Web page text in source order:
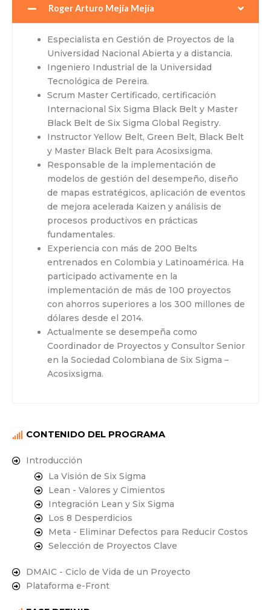
Roger Arturo Mejía Mejía
Especialista en Gestión de Proyectos de la
Universidad Nacional Abierta y a distancia.
Ingeniero Industrial de la Universidad
Tecnológica de Pereira.
Scrum Master Certificado, certificación
Internacional Six Sigma Black Belt y Master
Black Belt de Six Sigma Global Registry.
Instructor Yellow Belt, Green Belt, Black Belt
y Master Black Belt para Acosixsigma.
Responsable de la implementación de
modelos de gestión del desempeño, diseño
de mapas estratégicos, aplicación de eventos
de mejora acelerada Kaizen y análisis de
procesos productivos en prácticas
fundamentales.
Experiencia con más de 200 Belts
entrenados en Colombia y Latinoamérica. Ha
participado activamente en la
implementación de más de 100 proyectos
con ahorros superiores a los 300 millones de
dólares desde el 2014.
Actualmente se desempeña como
Coordinador de Proyectos y Consultor Senior
en la Sociedad Colombiana de Six Sigma –
Acosixsigma.
CONTENIDO DEL PROGRAMA
Introducción
La Visión de Six Sigma
Lean - Valores y Cimientos
Integración Lean y Six Sigma
Los 8 Desperdicios
Meta - Eliminar Defectos para Reducir Costos
Selección de Proyectos Clave
DMAIC - Ciclo de Vida de un Proyecto
Plataforma e-Front